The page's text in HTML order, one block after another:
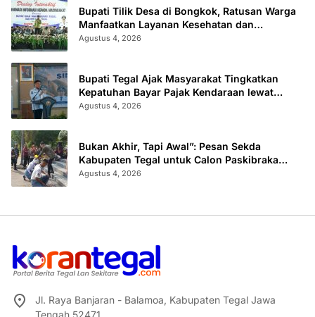
Bupati Tilik Desa di Bongkok, Ratusan Warga
Manfaatkan Layanan Kesehatan dan
Administrasi
Agustus 4, 2026
Bupati Tegal Ajak Masyarakat Tingkatkan
Kepatuhan Bayar Pajak Kendaraan lewat
“TULUS NGOPENI”
Agustus 4, 2026
Bukan Akhir, Tapi Awal”: Pesan Sekda
Kabupaten Tegal untuk Calon Paskibraka
2026
Agustus 4, 2026
Jl. Raya Banjaran - Balamoa, Kabupaten Tegal Jawa